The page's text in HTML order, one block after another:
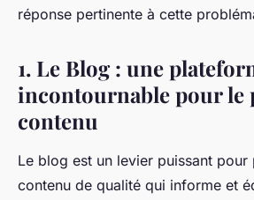
réponse pertinente à cette
1. Le Blog : une
incontournable pour le
contenu
Le blog est un levier puissant pour
contenu de qualité qui informe et